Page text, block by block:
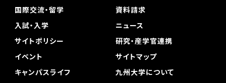
国際交流・留学
資料請求
入試・入学
ニュース
サイトポリシー
研究・産学官連携
イベント
サイトマップ
キャンパスライフ
九州大学について